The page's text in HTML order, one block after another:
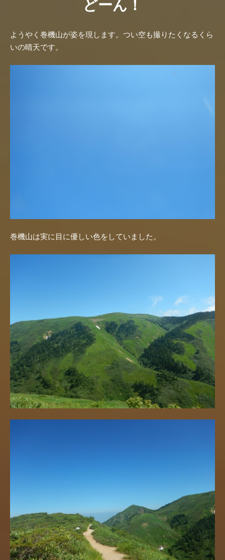
どーん！
ようやく巻機山が姿を現します。つい空も撮りたくなるくら
いの晴天です。
巻機山は実に目に優しい色をしていました。